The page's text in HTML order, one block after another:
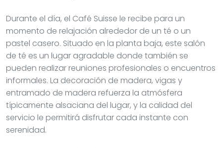
Durante el día, el Café Suisse le recibe para un
momento de relajación alrededor de un té o un
pastel casero. Situado en la planta baja, este salón
de té es un lugar agradable donde también se
pueden realizar reuniones profesionales o encuentros
informales. La decoración de madera, vigas y
entramado de madera refuerza la atmósfera
típicamente alsaciana del lugar, y la calidad del
servicio le permitirá disfrutar cada instante con
serenidad.